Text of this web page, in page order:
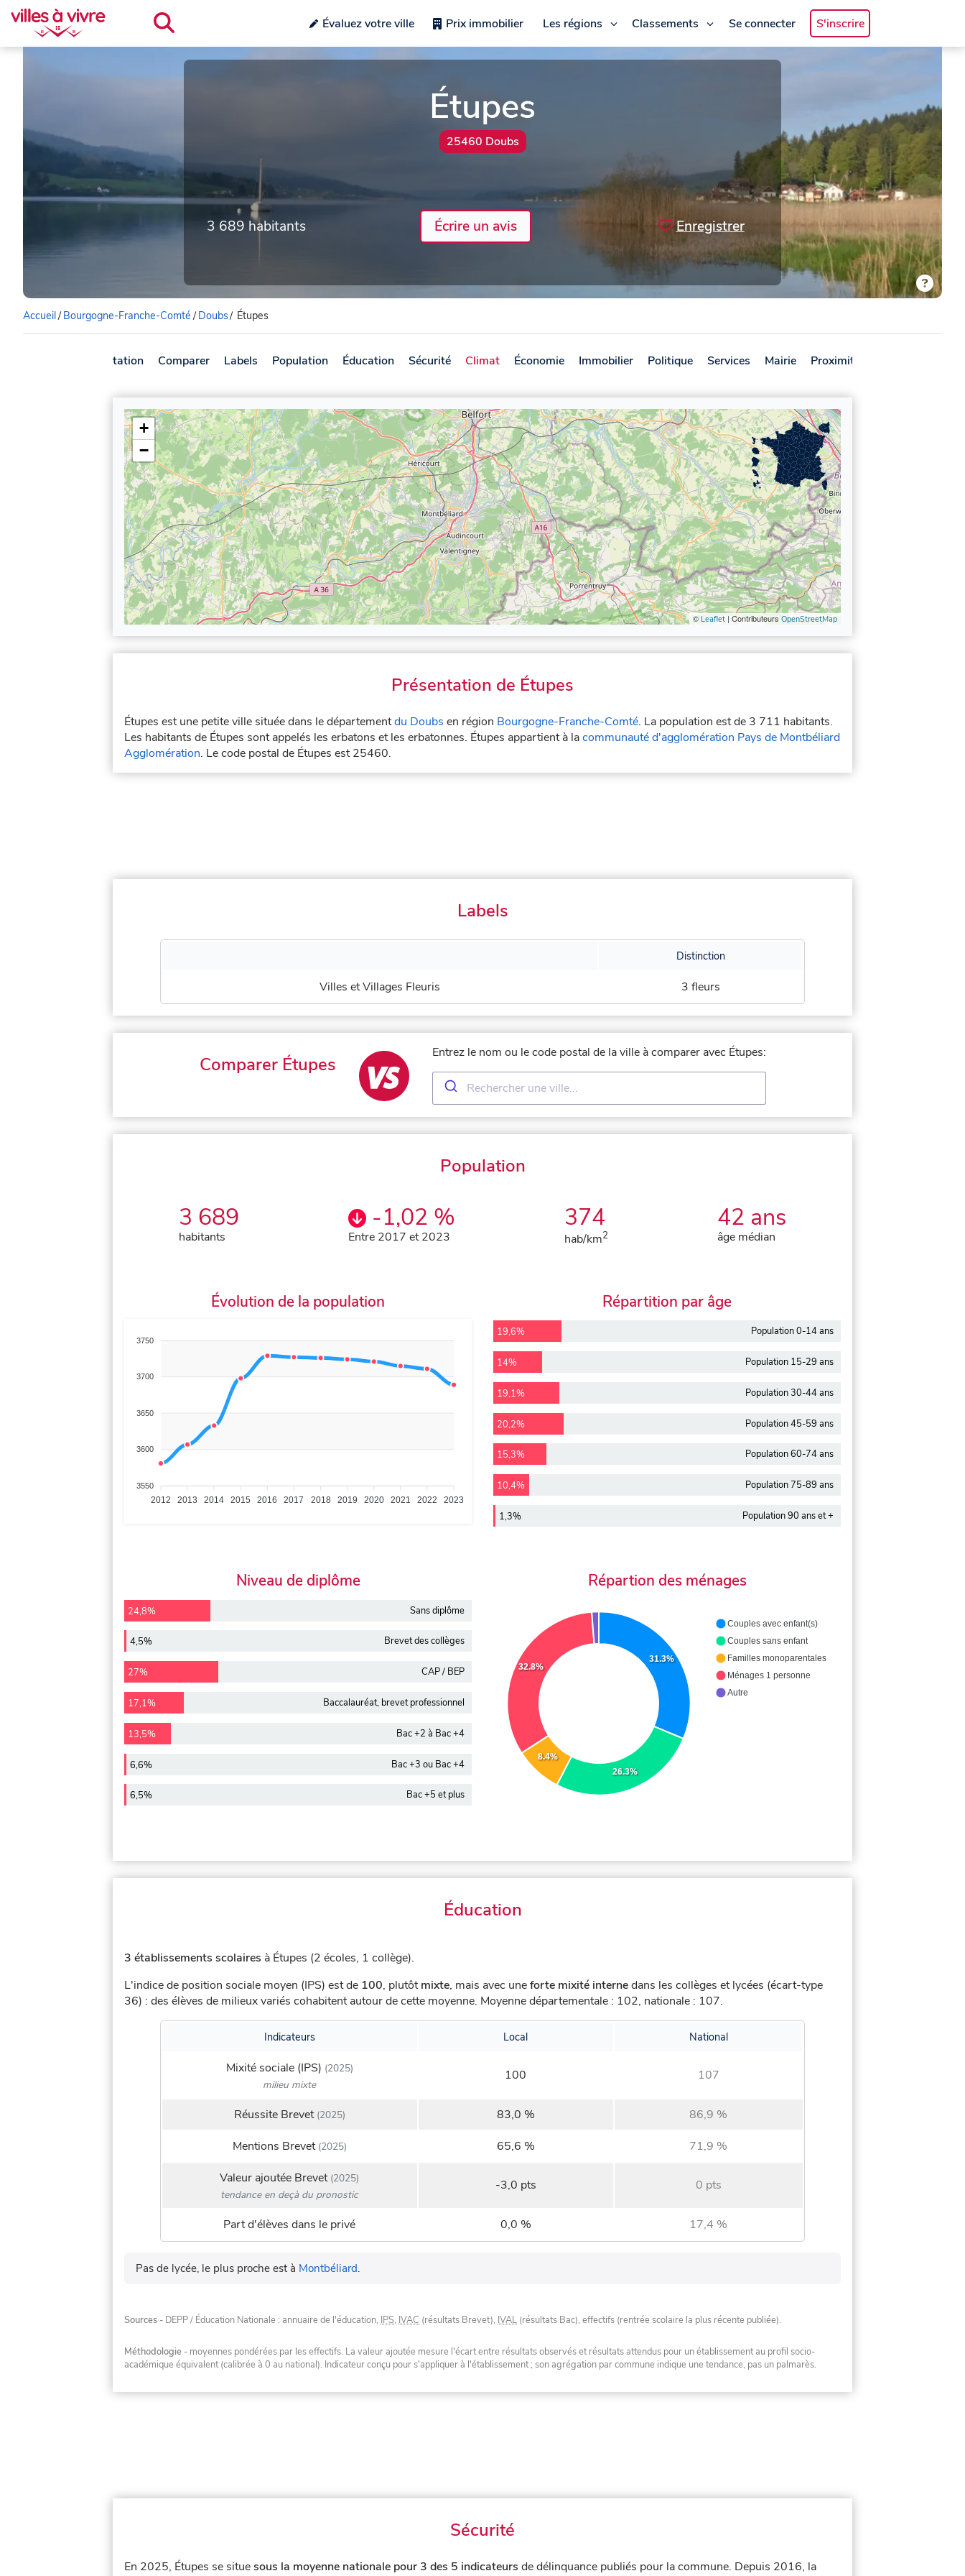
Évaluez votre ville Prix immobilier Les régions Classements Se connecter S'inscrire
Étupes
25460 Doubs
3 689 habitants Écrire un avis Enregistrer
Accueil/ Bourgogne-Franche-Comté/ Doubs/ Étupes
Présentation Comparer Labels Population Éducation Sécurité Climat Économie Immobilier Politique Services Mairie Proximité
+
−
© Leaflet | Contributeurs OpenStreetMap
Présentation de Étupes
Étupes est une petite ville située dans le départementdu Doubs en région Bourgogne-Franche-Comté. La population est de 3 711 habitants.
Les habitants de Étupes sont appelés les erbatons et les erbatonnes. Étupes appartient à lacommunauté d'agglomération Pays de Montbéliard
Agglomération. Le code postal de Étupes est 25460.
Labels
Distinction
Villes et Villages Fleuris 3 fleurs
Comparer Étupes
Entrez le nom ou le code postal de la ville à comparer avec Étupes:
Population
3 689
habitants
-1,02 %
Entre 2017 et 2023
374
hab/km2
42 ans
âge médian
Évolution de la population
3750
3700
3650
3600
3550
2012 2013 2014 2015 2016 2017 2018 2019 2020 2021 2022 2023
Répartition par âge
19,6% Population 0-14 ans
14% Population 15-29 ans
19,1% Population 30-44 ans
20,2% Population 45-59 ans
15,3% Population 60-74 ans
10,4% Population 75-89 ans
1,3% Population 90 ans et +
Niveau de diplôme
24,8% Sans diplôme
4,5% Brevet des collèges
27% CAP / BEP
17,1% Baccalauréat, brevet professionnel
13,5% Bac +2 à Bac +4
6,6% Bac +3 ou Bac +4
6,5% Bac +5 et plus
Répartion des ménages
31.3%
26.3%
8.4%
32.8%
Couples avec enfant(s)
Couples sans enfant
Familles monoparentales
Ménages 1 personne
Autre
Éducation
3 établissements scolaires à Étupes (2 écoles, 1 collège).
L'indice de position sociale moyen (IPS) est de 100, plutôtmixte, mais avec uneforte mixité internedans les collèges et lycées (écart-type
36) : des élèves de milieux variés cohabitent autour de cette moyenne. Moyenne départementale : 102, nationale : 107.
Indicateurs Local National
Mixité sociale (IPS) (2025)
milieu mixte
100 107
Réussite Brevet(2025) 83,0 %
86,9 %
Mentions Brevet(2025) 65,6 %
71,9 %
Valeur ajoutée Brevet(2025)
tendance en deçà du pronostic
-3,0 pts 0 pts
Part d'élèves dans le privé 0,0 % 17,4 %
Pas de lycée, le plus proche est à Montbéliard.
Sources - DEPP / Éducation Nationale : annuaire de l'éducation, IPS, IVAC (résultats Brevet), IVAL (résultats Bac), effectifs (rentrée scolaire la plus récente publiée).
Méthodologie - moyennes pondérées par les effectifs. La valeur ajoutée mesure l'écart entre résultats observés et résultats attendus pour un établissement au profil socio-
académique équivalent (calibrée à 0 au national). Indicateur conçu pour s'appliquer à l'établissement ; son agrégation par commune indique une tendance, pas un palmarès.
Sécurité
En 2025, Étupes se situesous la moyenne nationale pour 3 des 5 indicateurs de délinquance publiés pour la commune. Depuis 2016, la